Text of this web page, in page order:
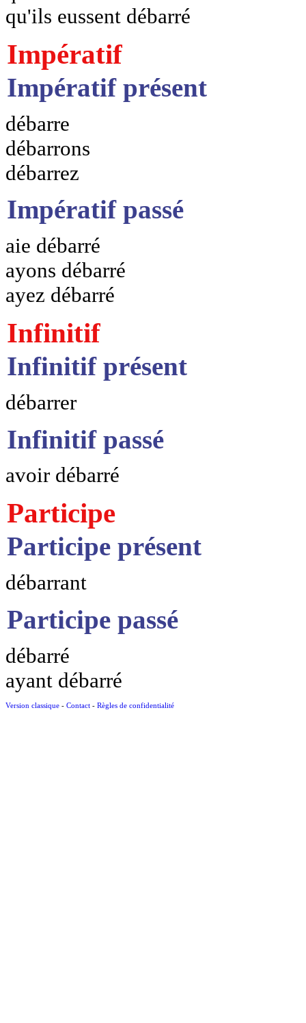
qu'ils eussent débarré
Impératif
Impératif présent
débarre
débarrons
débarrez
Impératif passé
aie débarré
ayons débarré
ayez débarré
Infinitif
Infinitif présent
débarrer
Infinitif passé
avoir débarré
Participe
Participe présent
débarrant
Participe passé
débarré
ayant débarré
Version classique - Contact - Règles de confidentialité